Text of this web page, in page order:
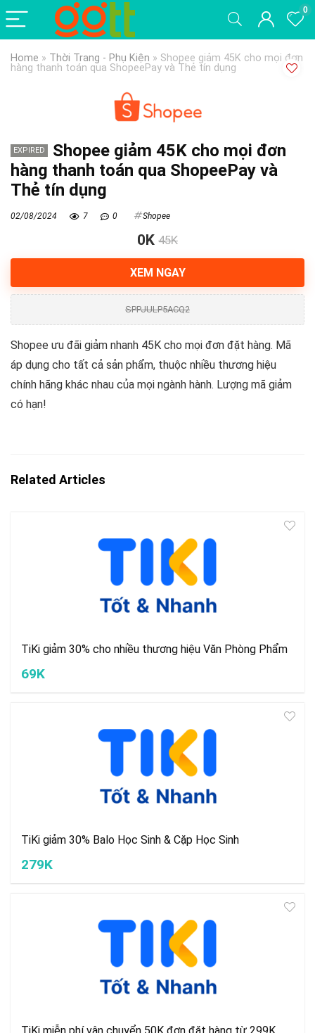
0
Home » Thời Trang - Phụ Kiện » Shopee giảm 45K cho mọi đơn
hàng thanh toán qua ShopeePay và Thẻ tín dụng
EXPIRED
Shopee giảm 45K cho mọi đơn
hàng thanh toán qua ShopeePay và
Thẻ tín dụng
02/08/2024 7 0 Shopee
0K 45K
XEM NGAY
SPPJULP5ACQ2
Shopee ưu đãi giảm nhanh 45K cho mọi đơn đặt hàng. Mã
áp dụng cho tất cả sản phẩm, thuộc nhiều thương hiệu
chính hãng khác nhau của mọi ngành hành. Lượng mã giảm
có hạn!
Related Articles
TiKi giảm 30% cho nhiều thương hiệu Văn Phòng Phẩm
69K
TiKi giảm 30% Balo Học Sinh & Cặp Học Sinh
279K